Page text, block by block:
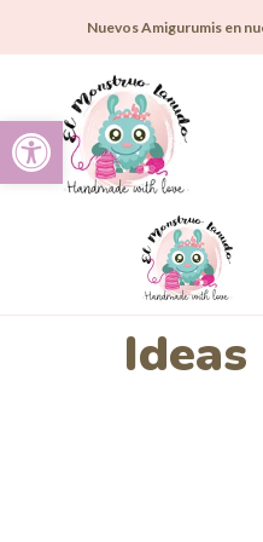
Abrir barra de herramientas
Nuevos Amigurumis en